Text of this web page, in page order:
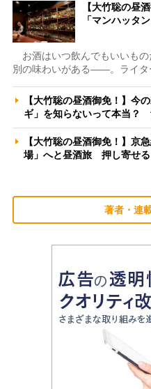
【大竹聡の昼
「マンハッタ
お酒はいつ飲んでもいいも
別の味わいがある――。ライタ
【大竹聡の昼酒御免！】今
ギ」を知らないって本当
【大竹聡の昼酒御免！】京
場」へと昼酒旅 押し寄せ
著者・連